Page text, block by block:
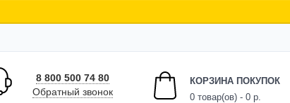
8 800 500 74 80
Обратный звонок
КОРЗИНА ПОКУПОК
0 товар(ов) - 0 р.